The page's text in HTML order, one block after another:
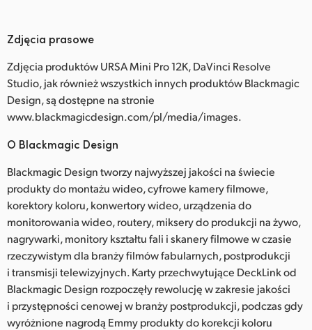
Zdjęcia prasowe
Zdjęcia produktów URSA Mini Pro 12K, DaVinci Resolve
Studio, jak również wszystkich innych produktów Blackmagic
Design, są dostępne na stronie
www.blackmagicdesign.com/pl/media/images.
O Blackmagic Design
Blackmagic Design tworzy najwyższej jakości na świecie
produkty do montażu wideo, cyfrowe kamery filmowe,
korektory koloru, konwertory wideo, urządzenia do
monitorowania wideo, routery, miksery do produkcji na żywo,
nagrywarki, monitory kształtu fali i skanery filmowe w czasie
rzeczywistym dla branży filmów fabularnych, postprodukcji
i transmisji telewizyjnych. Karty przechwytujące DeckLink od
Blackmagic Design rozpoczęły rewolucję w zakresie jakości
i przystępności cenowej w branży postprodukcji, podczas gdy
wyróżnione nagrodą Emmy produkty do korekcji koloru